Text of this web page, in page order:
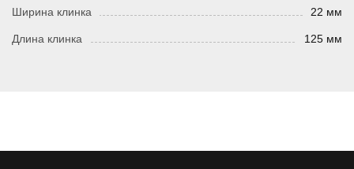
Ширина клинка 22 мм
Длина клинка 125 мм